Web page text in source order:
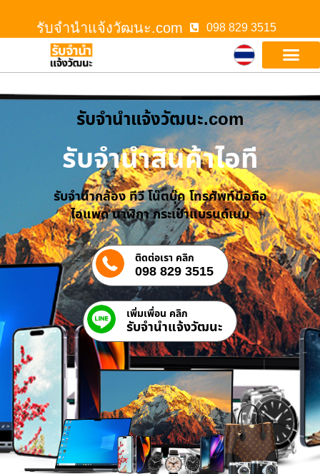
รับจํานําแจ้งวัฒนะ.com 098 829 3515
รับจํานําแจ้งวัฒนะ.com
รับจำนำสินค้าไอที
รับจำนำกล้อง ทีวี โน๊ตบุ๊ค โทรศัพท์มือถือ
ไอแพด นาฬิกา กระเป๋าแบรนด์เนม
ติดต่อเรา คลิก
098 829 3515
เพิ่มเพื่อน คลิก
รับจํานําแจ้งวัฒนะ